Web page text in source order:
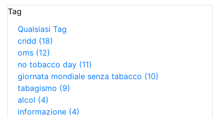
Tag
Qualsiasi Tag
cndd (18)
oms (12)
no tobacco day (11)
giornata mondiale senza tabacco (10)
tabagismo (9)
alcol (4)
informazione (4)